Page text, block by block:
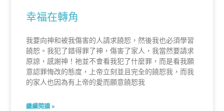
幸福在轉角
我要向神和被我傷害的人請求饒恕，然後我也必須學習
饒恕。我犯了錯得罪了神，傷害了家人，我當然要請求
原諒，感謝神！祂並不會看我犯了什麼罪，而是看我願
意認罪悔改的態度，上帝立刻並且完全的饒恕我，而我
的家人也因為有上帝的愛而願意饒恕我
繼續閱讀 »